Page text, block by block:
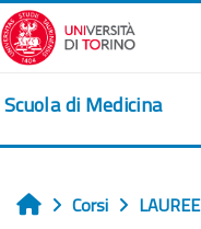
Vai al contenuto principale
Scuola di Medicina
Home
Corsi
LAUREE